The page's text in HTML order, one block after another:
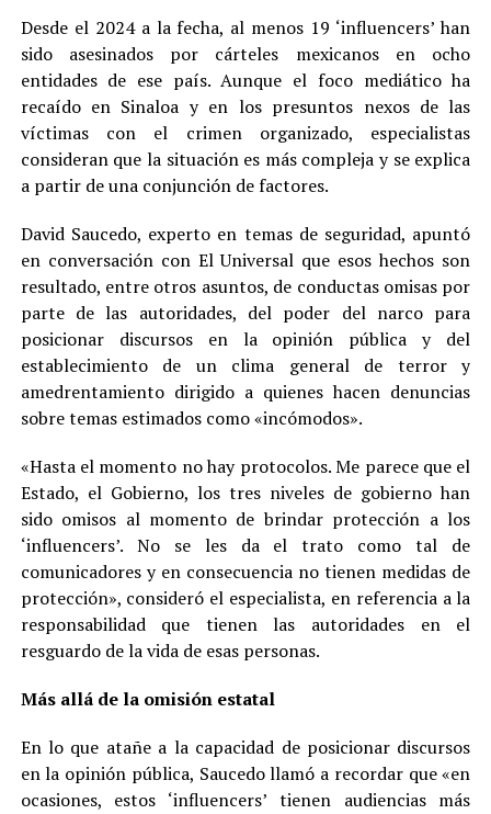
Desde el 2024 a la fecha, al menos 19 ‘influencers’ han
sido asesinados por cárteles mexicanos en ocho
entidades de ese país. Aunque el foco mediático ha
recaído en Sinaloa y en los presuntos nexos de las
víctimas con el crimen organizado, especialistas
consideran que la situación es más compleja y se explica
a partir de una conjunción de factores.
David Saucedo, experto en temas de seguridad, apuntó
en conversación con El Universal que esos hechos son
resultado, entre otros asuntos, de conductas omisas por
parte de las autoridades, del poder del narco para
posicionar discursos en la opinión pública y del
establecimiento de un clima general de terror y
amedrentamiento dirigido a quienes hacen denuncias
sobre temas estimados como «incómodos».
«Hasta el momento no hay protocolos. Me parece que el
Estado, el Gobierno, los tres niveles de gobierno han
sido omisos al momento de brindar protección a los
‘influencers’. No se les da el trato como tal de
comunicadores y en consecuencia no tienen medidas de
protección», consideró el especialista, en referencia a la
responsabilidad que tienen las autoridades en el
resguardo de la vida de esas personas.
Más allá de la omisión estatal
En lo que atañe a la capacidad de posicionar discursos
en la opinión pública, Saucedo llamó a recordar que «en
ocasiones, estos ‘influencers’ tienen audiencias más